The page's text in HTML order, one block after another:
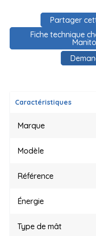
Partager
Fiche technique
Caractéristiques
Marque
Modèle
Référence
Énergie
Type de mât